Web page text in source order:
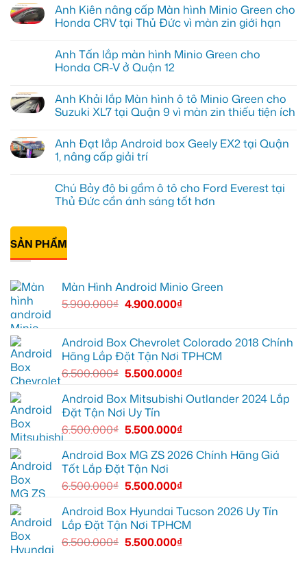
Anh Kiên nâng cấp Màn hình Minio Green cho
Honda CRV tại Thủ Đức vì màn zin giới hạn
bình
luận
ở
nâng
cấp
Màn
Green
cho
Honda
Thủ
Đức
vì
giới
hạn
Anh Tấn lắp màn hình Minio Green cho
Honda CR-V ở Quận 12
bình
luận
ở
lắp
màn
hình
cho
Honda
CR-
Quận
12
Anh Khải lắp Màn hình ô tô Minio Green cho
Suzuki XL7 tại Quận 9 vì màn zin thiếu tiện ích
bình
luận
ở
lắp
Màn
hình
Minio
Green
cho
Suzuki
Quận
tiện
ích
Anh Đạt lắp Android box Geely EX2 tại Quận
1, nâng cấp giải trí
bình
luận
ở
Android
box
Geely
Quận
nâng
Chú Bảy độ bi gầm ô tô cho Ford Everest tại
Thủ Đức cần ánh sáng tốt hơn
có
luận
ở
Chú
Everest
tại
Thủ
cần
ánh
sáng
tốt
hơn
SẢN PHẨM
Màn Hình Android Minio Green
5.900.000₫ 4.900.000₫
Android Box Chevrolet Colorado 2018 Chính
Hãng Lắp Đặt Tận Nơi TPHCM
6.500.000₫ 5.500.000₫
Android Box Mitsubishi Outlander 2024 Lắp
Đặt Tận Nơi Uy Tín
6.500.000₫ 5.500.000₫
Android Box MG ZS 2026 Chính Hãng Giá
Tốt Lắp Đặt Tận Nơi
6.500.000₫ 5.500.000₫
Android Box Hyundai Tucson 2026 Uy Tín
Lắp Đặt Tận Nơi TPHCM
6.500.000₫ 5.500.000₫